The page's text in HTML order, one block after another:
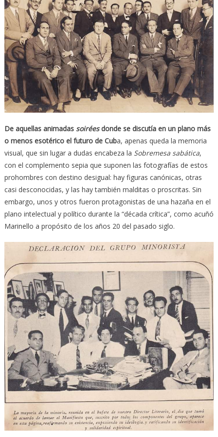
De aquellas animadas soiréesdonde se discutía en un plano más
o menos esotérico el futuro de Cuba, apenas queda la memoria
visual, que sin lugar a dudas encabeza la Sobremesa sabática,
con el complemento sepia que suponen las fotografías de estos
prohombres con destino desigual: hay figuras canónicas, otras
casi desconocidas, y las hay también malditas o proscritas. Sin
embargo, unos y otros fueron protagonistas de una hazaña en el
plano intelectual y político durante la “década crítica”, como acuñó
Marinello a propósito de los años 20 del pasado siglo.